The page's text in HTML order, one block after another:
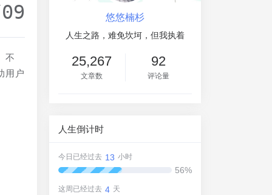
不
用户
悠悠楠杉
人生之路，难免坎坷，但我执着
25,267
文章数
92
评论量
人生倒计时
今日已经过去 13 小时
56%
这周已经过去 4 天